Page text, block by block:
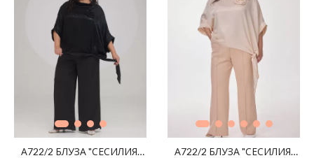
А722/2 БЛУЗА "СЕСИЛИЯ" ЧЕРНЫЙ С НАПЫЛЕНИЕМ СИНИЙ
А722/2 БЛУЗА "СЕСИЛИЯ"